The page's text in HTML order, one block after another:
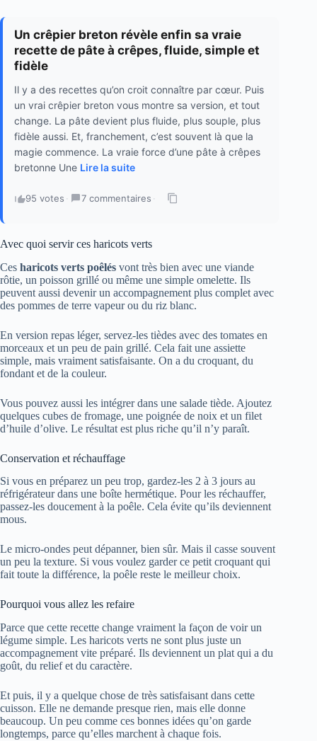
Un crêpier breton révèle enfin sa vraie
recette de pâte à crêpes, fluide, simple et
fidèle
Il y a des recettes qu’on croit connaître par cœur. Puis
un vrai crêpier breton vous montre sa version, et tout
change. La pâte devient plus fluide, plus souple, plus
fidèle aussi. Et, franchement, c’est souvent là que la
magie commence. La vraie force d’une pâte à crêpes
bretonne Une Lire la suite
95 votes · 7 commentaires ·
Avec quoi servir ces haricots verts
Ces haricots verts poêlés vont très bien avec une viande
rôtie, un poisson grillé ou même une simple omelette. Ils
peuvent aussi devenir un accompagnement plus complet avec
des pommes de terre vapeur ou du riz blanc.
En version repas léger, servez-les tièdes avec des tomates en
morceaux et un peu de pain grillé. Cela fait une assiette
simple, mais vraiment satisfaisante. On a du croquant, du
fondant et de la couleur.
Vous pouvez aussi les intégrer dans une salade tiède. Ajoutez
quelques cubes de fromage, une poignée de noix et un filet
d’huile d’olive. Le résultat est plus riche qu’il n’y paraît.
Conservation et réchauffage
Si vous en préparez un peu trop, gardez-les 2 à 3 jours au
réfrigérateur dans une boîte hermétique. Pour les réchauffer,
passez-les doucement à la poêle. Cela évite qu’ils deviennent
mous.
Le micro-ondes peut dépanner, bien sûr. Mais il casse souvent
un peu la texture. Si vous voulez garder ce petit croquant qui
fait toute la différence, la poêle reste le meilleur choix.
Pourquoi vous allez les refaire
Parce que cette recette change vraiment la façon de voir un
légume simple. Les haricots verts ne sont plus juste un
accompagnement vite préparé. Ils deviennent un plat qui a du
goût, du relief et du caractère.
Et puis, il y a quelque chose de très satisfaisant dans cette
cuisson. Elle ne demande presque rien, mais elle donne
beaucoup. Un peu comme ces bonnes idées qu’on garde
longtemps, parce qu’elles marchent à chaque fois.